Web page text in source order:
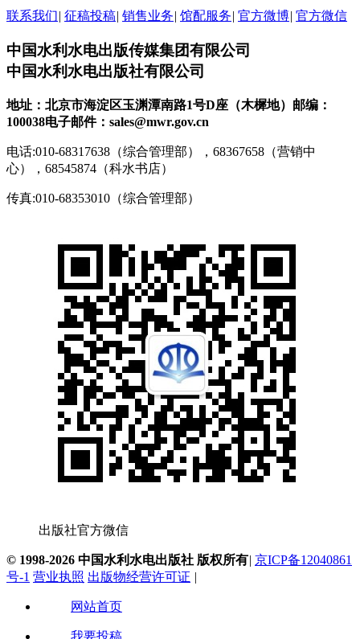
联系我们| 征稿投稿| 销售业务| 馆配服务| 官方微博| 官方微信
中国水利水电出版传媒集团有限公司
中国水利水电出版社有限公司
地址：北京市海淀区玉渊潭南路1号D座（木樨地） 邮编：
100038电子邮件：sales@mwr.gov.cn
电话:010-68317638（综合管理部），68367658（营销中
心），68545874（科水书店）
传真:010-68353010（综合管理部）
出版社官方微信
© 1998-2026 中国水利水电出版社 版权所有| 京ICP备12040861
号-1 营业执照 出版物经营许可证 |
网站首页
我要投稿